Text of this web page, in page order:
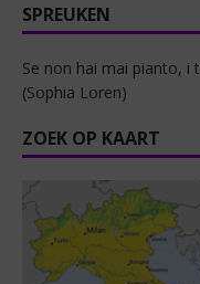
SPREUKEN
Se non hai mai pianto, i
(Sophia Loren)
ZOEK OP KAART